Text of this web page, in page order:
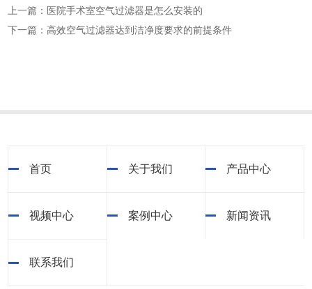
上一篇：医院手术室空气过滤器是怎么安装的
下一篇：高效空气过滤器达到洁净度要求的前提条件
首页 关于我们 产品中心
视频中心 案例中心 新闻资讯
联系我们